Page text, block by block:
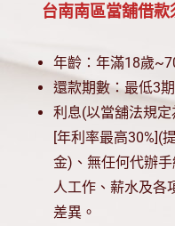
台南南區當舖借款
年齡：年滿18歲
還款期數：最低3
利息(以當舖法規
[年利率最高30%](
金)、無任何代辦
人工作、薪水及各
差異。